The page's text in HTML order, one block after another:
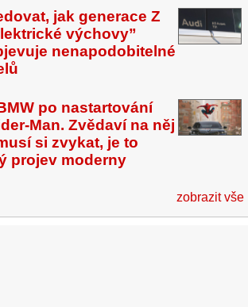
jak generace Z
výchovy”
nenapodobitelné
po nastartování
Man. Zvědaví na něj
si zvykat, je to
projev moderny
zobrazit vše